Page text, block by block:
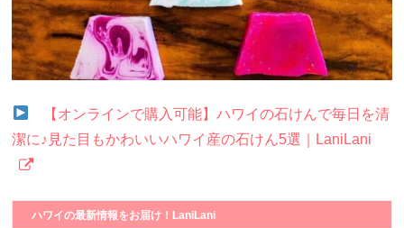
【オンラインで購入可能】ハワイの石けんで毎日を清
潔に♪見た目もかわいいハワイ産の石けん5選｜LaniLani
ハワイの最新情報をお届け！LaniLani